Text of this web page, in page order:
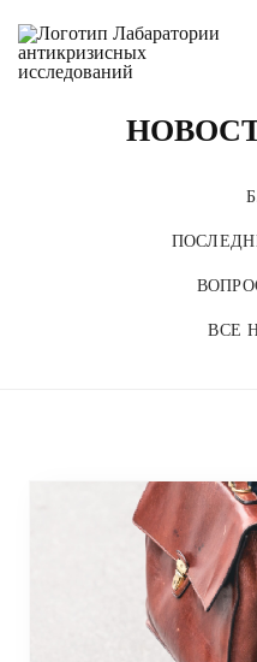
Главная Новости и блог
ВСЕ